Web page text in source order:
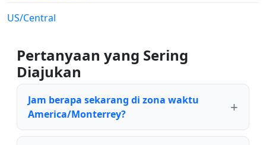
US/Central
Pertanyaan yang Sering
Diajukan
Jam berapa sekarang di zona waktu
America/Monterrey?